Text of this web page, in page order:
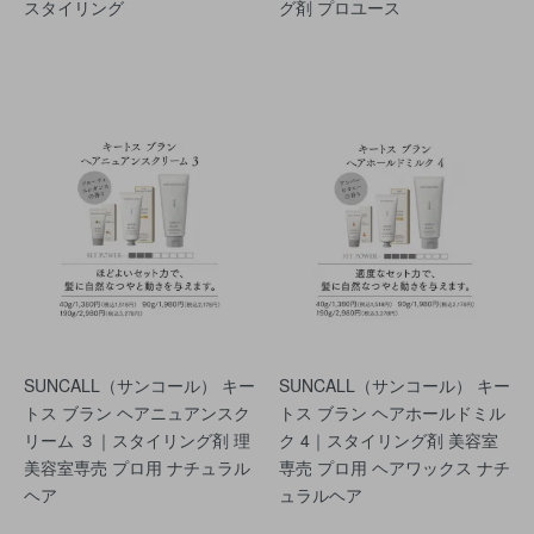
スタイリング
グ剤 プロユース
SUNCALL（サンコール） キー
トス ブラン ヘアニュアンスク
リーム ３｜スタイリング剤 理
美容室専売 プロ用 ナチュラル
ヘア
SUNCALL（サンコール） キー
トス ブラン ヘアホールドミル
ク 4｜スタイリング剤 美容室
専売 プロ用 ヘアワックス ナチ
ュラルヘア